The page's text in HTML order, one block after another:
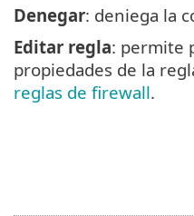
Denegar: deniega la
Editar regla: permite
propiedades de la
reglas de firewall.